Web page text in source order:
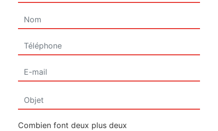
Combien font deux plus deux